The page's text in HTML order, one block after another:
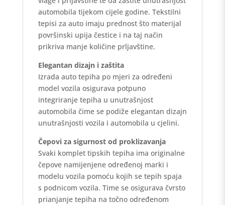
automobila tijekom cijele godine. Tekstilni
tepisi za auto imaju prednost što materijal
površinski upija čestice i na taj način
prikriva manje količine prljavštine.
Elegantan dizajn i zaštita
Izrada auto tepiha po mjeri za određeni
model vozila osigurava potpuno
integriranje tepiha u unutrašnjost
automobila čime se podiže elegantan dizajn
unutrašnjosti vozila i automobila u cjelini.
Čepovi za sigurnost od proklizavanja
Svaki komplet tipskih tepiha ima originalne
čepove namijenjene određenoj marki i
modelu vozila pomoću kojih se tepih spaja
s podnicom vozila. Time se osigurava čvrsto
prianjanje tepiha na točno određenom